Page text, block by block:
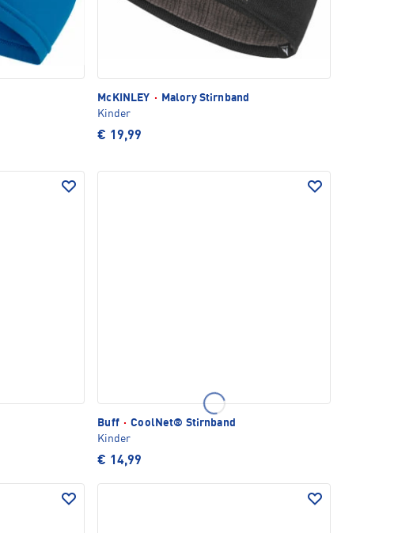
McKINLEY ·
Malory Stirnband
Kinder
€ 19,99
Buff · CoolNet® Stirnband
Kinder
€ 14,99